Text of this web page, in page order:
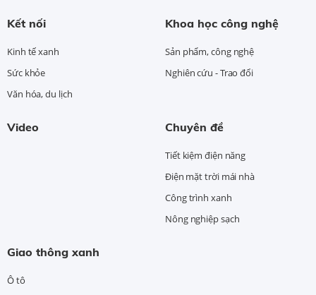
Kết nối
Kinh tế xanh
Sức khỏe
Văn hóa, du lịch
Khoa học công nghệ
Sản phẩm, công nghệ
Nghiên cứu - Trao đổi
Video Chuyên đề
Tiết kiệm điện năng
Điện mặt trời mái nhà
Công trình xanh
Nông nghiệp sạch
Giao thông xanh
Ô tô